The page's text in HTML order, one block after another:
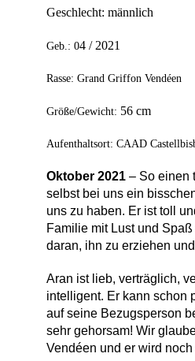
Geschlecht: männlich
Geb.: 04/ 2021
Rasse: Grand Griffon Vendéen
Größe/Gewicht: 56cm
Aufenthaltsort: CAAD
Oktober 2021– So einen
selbst bei uns ein
uns zu haben. Er ist toll
Familie mit Lust und
daran, ihn zu erziehen
Aran ist lieb, verträglich,
intelligent. Er kann schon
auf seine Bezugsperson
sehr gehorsam! Wir
Vendéen und er wird